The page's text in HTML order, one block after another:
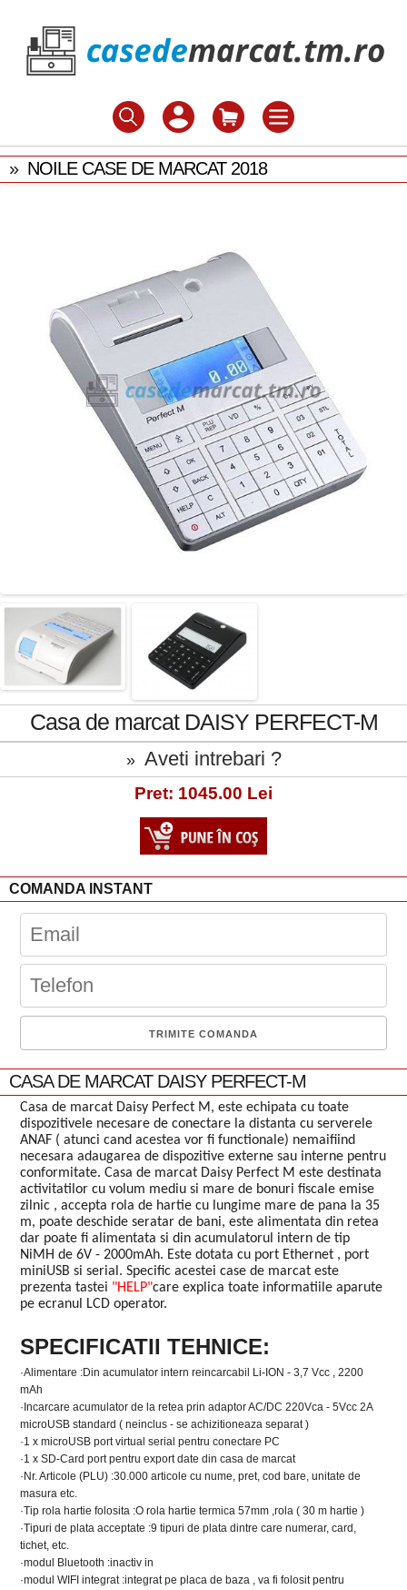
» NOILE CASE DE MARCAT 2018
Casa de marcat DAISY PERFECT-M
» Aveti intrebari ?
Pret: 1045.00 Lei
COMANDA INSTANT
CASA DE MARCAT DAISY PERFECT-M
Casa de marcat Daisy Perfect M, este echipata cu toate
dispozitivele necesare de conectare la distanta cu serverele
ANAF ( atunci cand acestea vor fi functionale) nemaifiind
necesara adaugarea de dispozitive externe sau interne pentru
conformitate. Casa de marcat Daisy Perfect M este destinata
activitatilor cu volum mediu si mare de bonuri fiscale emise
zilnic , accepta rola de hartie cu lungime mare de pana la 35
m, poate deschide seratar de bani, este alimentata din retea
dar poate fi alimentata si din acumulatorul intern de tip
NiMH de 6V - 2000mAh. Este dotata cu port Ethernet , port
miniUSB si serial. Specific acestei case de marcat este
prezenta tastei "HELP"care explica toate informatiile aparute
pe ecranul LCD operator.
SPECIFICATII TEHNICE:
·Alimentare :Din acumulator intern reincarcabil Li-ION - 3,7 Vcc , 2200
mAh
·Incarcare acumulator de la retea prin adaptor AC/DC 220Vca - 5Vcc 2A
microUSB standard ( neinclus - se achizitioneaza separat )
·1 x microUSB port virtual serial pentru conectare PC
·1 x SD-Card port pentru export date din casa de marcat
·Nr. Articole (PLU) :30.000 articole cu nume, pret, cod bare, unitate de
masura etc.
·Tip rola hartie folosita :O rola hartie termica 57mm ,rola ( 30 m hartie )
·Tipuri de plata acceptate :9 tipuri de plata dintre care numerar, card,
tichet, etc.
·modul Bluetooth :inactiv in
·modul WIFI integrat :integrat pe placa de baza , va fi folosit pentru